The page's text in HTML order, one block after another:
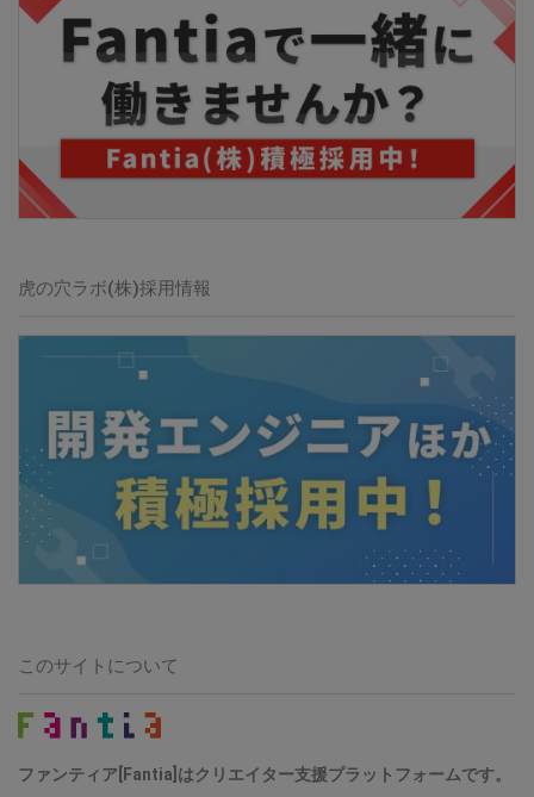
虎の穴ラボ(株)採用情報
このサイトについて
ファンティア[Fantia]はクリエイター支援プラットフォームです。